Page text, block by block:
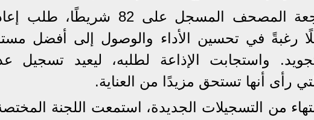
رغبةً في تحسين الأداء والوصول إلى أفضل
واستجابت الإذاعة لطلبه، ليعيد تسجيل
رأى أنها تستحق مزيدًا من العناية.
من التسجيلات الجديدة، استمعت اللجنة المختصة